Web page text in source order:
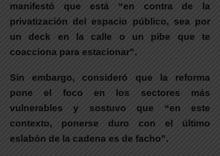
manifestó que está “en contra de la
privatización del espacio público, sea por
un deck en la calle o un pibe que te
coacciona para estacionar”.
Sin embargo, consideró que la reforma
pone el foco en los sectores más
vulnerables y sostuvo que “en este
contexto, ponerse duro con el último
eslabón de la cadena es de facho”.